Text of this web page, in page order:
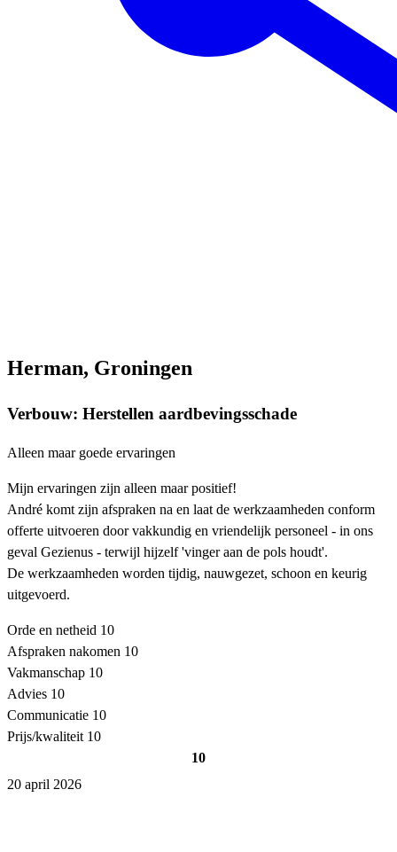
Herman, Groningen
Verbouw: Herstellen aardbevingsschade
Alleen maar goede ervaringen
Mijn ervaringen zijn alleen maar positief!
André komt zijn afspraken na en laat de werkzaamheden conform
offerte uitvoeren door vakkundig en vriendelijk personeel - in ons
geval Gezienus - terwijl hijzelf 'vinger aan de pols houdt'.
De werkzaamheden worden tijdig, nauwgezet, schoon en keurig
uitgevoerd.
Orde en netheid 10
Afspraken nakomen 10
Vakmanschap 10
Advies 10
Communicatie 10
Prijs/kwaliteit 10
10
20 april 2026